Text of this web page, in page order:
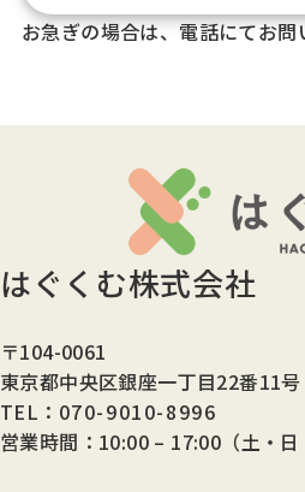
お急ぎの場合は、電話にてお
はぐくむ株式会社
〒104-0061
東京都中央区銀座一丁目22番11
TEL： 070-9010-8996
営業時間：10:00 – 17:00（土・日